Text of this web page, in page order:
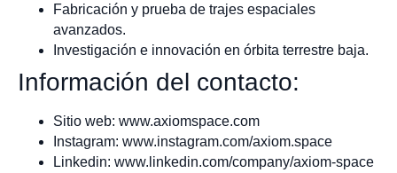
Fabricación y prueba de trajes espaciales
avanzados.
Investigación e innovación en órbita terrestre baja.
Información del contacto:
Sitio web: www.axiomspace.com
Instagram: www.instagram.com/axiom.space
Linkedin: www.linkedin.com/company/axiom-space